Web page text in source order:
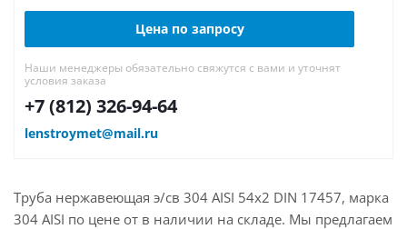
Цена по запросу
Наши менеджеры обязательно свяжутся с вами и уточнят
условия заказа
+7 (812) 326-94-64
lenstroymet@mail.ru
Труба нержавеющая э/св 304 AISI 54х2 DIN 17457, марка
304 AISI по цене от в наличии на складе. Мы предлагаем